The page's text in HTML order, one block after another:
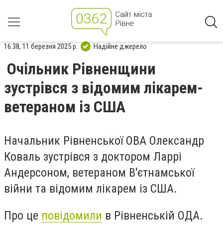
16:38, 11 березня 2025 р. Надійне джерело
Очільник Рівненщини
зустрівся з відомим лікарем-
ветераном із США
Начальник Рівненської ОВА Олександр
Коваль зустрівся з доктором Ларрі
Андерсоном, ветераном В'єтнамської
війни та відомим лікарем із США.
Про це повідомили в Рівненській ОДА.